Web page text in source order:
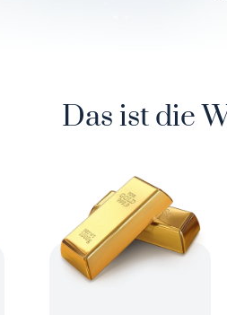
Das ist die